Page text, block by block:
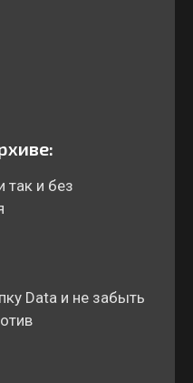
так и без
Data и не забыть